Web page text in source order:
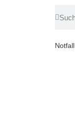
Notfall